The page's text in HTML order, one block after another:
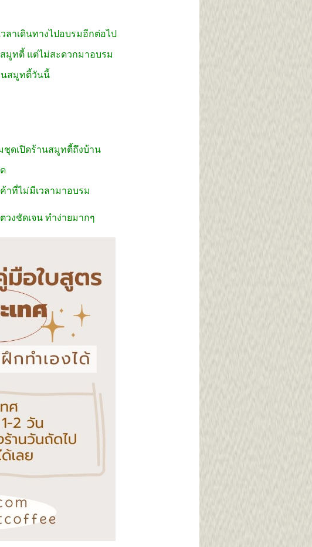
ลาเดินทางไปอบรมอีกต่อไป
มูทตี้ แต่ไม่สะดวกมาอบรม
นสมูทตี้วันนี้
ชุดเปิดร้านสมูทตี้ถึงบ้าน
าที่ไม่มีเวลามาอบรม
วงชัดเจน ทำง่ายมากๆ